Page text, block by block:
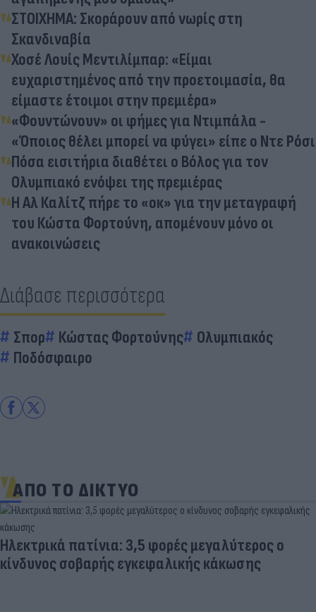
ΣΤΟΙΧΗΜΑ: Σκοράρουν από νωρίς στη
Σκανδιναβία
Χοσέ Λουίς Μεντιλίμπαρ: «Είμαι
ευχαριστημένος από την προετοιμασία, θα
είμαστε έτοιμοι στην πρεμιέρα»
«Φουντώνουν» οι φήμες για Ντιμπάλα -
«Όποιος θέλει μπορεί να φύγει» είπε ο Ντε Ρόσι
Πόσα εισιτήρια διαθέτει ο Βόλος για τον
Ολυμπιακό ενόψει της πρεμιέρας
Η Αλ Καλίτζ πήρε το «οκ» για την μεταγραφή
του Κώστα Φορτούνη, απομένουν μόνο οι
ανακοινώσεις
Διάβασε περισσότερα
Σπορ Κώστας Φορτούνης
Ολυμπιακός
Ποδόσφαιρο
ΑΠΟ ΤΟ ΔΙΚΤΥΟ